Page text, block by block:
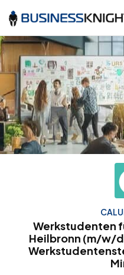
Werkstudenten
Heilbronn (m/w/